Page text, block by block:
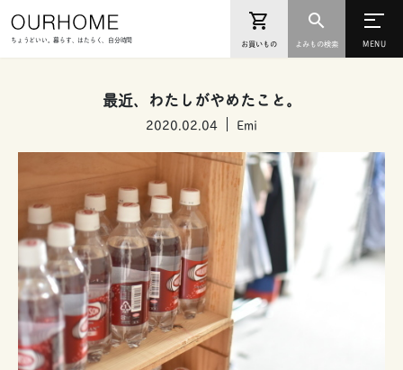
ちょうどいい。暮らす、はたらく、自分時間
最近、わたしがやめたこと。
2020.02.04 Emi
お買いもの よみもの検索